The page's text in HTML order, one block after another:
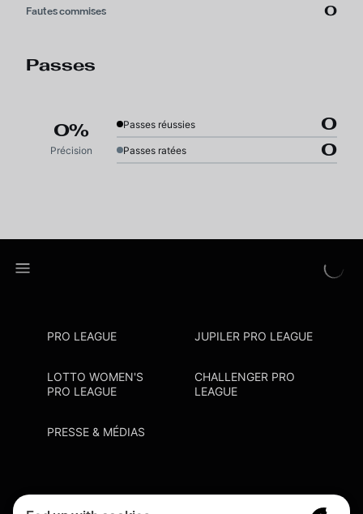
Fautes commises 0
Passes
0%
Précision
Passes réussies 0
Passes ratées 0
PRO LEAGUE JUPILER PRO LEAGUE
LOTTO WOMEN'S
PRO LEAGUE
CHALLENGER PRO
LEAGUE
PRESSE & MÉDIAS